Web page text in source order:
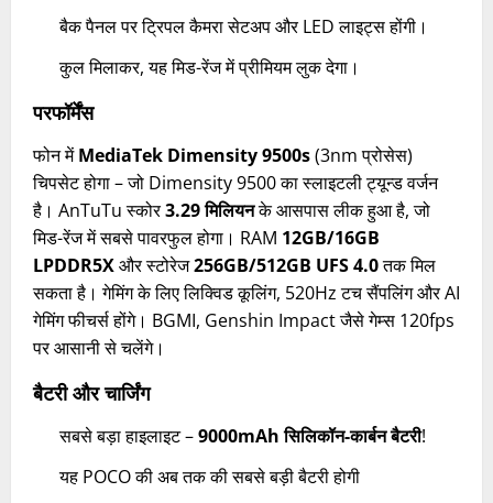
बैक पैनल पर ट्रिपल कैमरा सेटअप और LED लाइट्स होंगी।
कुल मिलाकर, यह मिड-रेंज में प्रीमियम लुक देगा।
परफॉर्मेंस
फोन मेंMediaTek Dimensity 9500s(3nm प्रोसेस)
चिपसेट होगा – जो Dimensity 9500 का स्लाइटली ट्यून्ड वर्जन
है। AnTuTu स्कोर3.29 मिलियनके आसपास लीक हुआ है, जो
मिड-रेंज में सबसे पावरफुल होगा। RAM 12GB/16GB
LPDDR5Xऔर स्टोरेज256GB/512GB UFS 4.0तक मिल
सकता है। गेमिंग के लिए लिक्विड कूलिंग, 520Hz टच सैंपलिंग और AI
गेमिंग फीचर्स होंगे। BGMI, Genshin Impact जैसे गेम्स 120fps
पर आसानी से चलेंगे।
बैटरी और चार्जिंग
सबसे बड़ा हाइलाइट –9000mAh सिलिकॉन-कार्बन बैटरी!
यह POCO की अब तक की सबसे बड़ी बैटरी होगी